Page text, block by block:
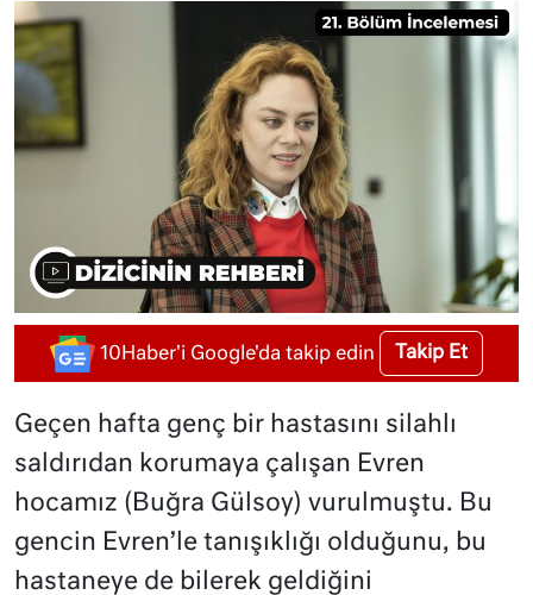
10Haber'i Google'da takip edin Takip Et
Geçen hafta genç bir hastasını silahlı
saldırıdan korumaya çalışan Evren
hocamız (Buğra Gülsoy) vurulmuştu. Bu
gencin Evren’le tanışıklığı olduğunu, bu
hastaneye de bilerek geldiğini